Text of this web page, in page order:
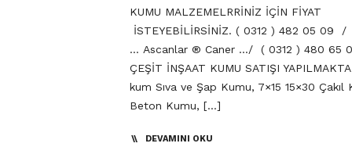
KUMU MALZEMELRRİNİZ İÇİN FİYAT
İSTEYEBİLİRSİNİZ. ( 0312 ) 482 05 09 /
… Ascanlar ® Caner …/ ( 0312 ) 480 65
ÇEŞİT İNŞAAT KUMU SATIŞI
kum Sıva ve Şap Kumu, 7×15 15×30 Çakıl
Beton Kumu, […]
DEVAMINI OKU